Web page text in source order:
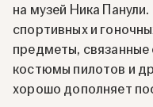
на музей Ника
спортивных и
предметы,
костюмы пилотов и
хорошо дополняет